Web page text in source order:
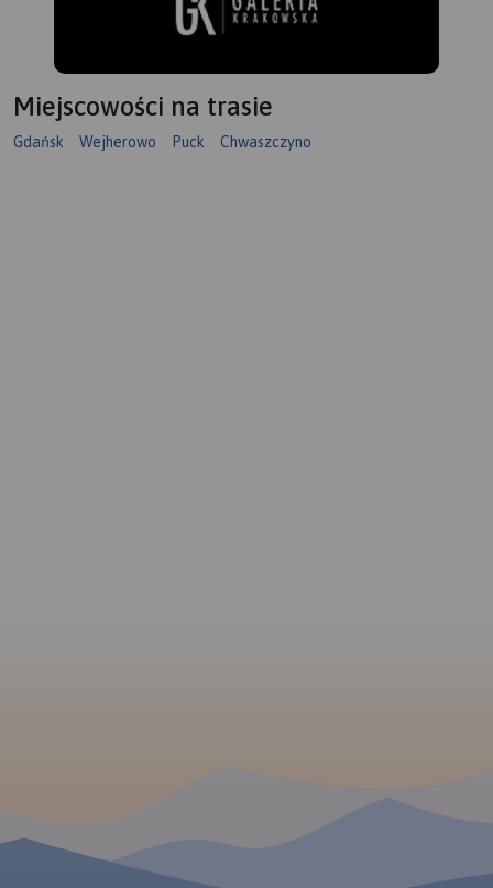
Miejscowości na trasie
Gdańsk Wejherowo Puck Chwaszczyno